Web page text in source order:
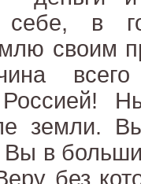
себе, в
своим
всего
земли.
Вы в
без